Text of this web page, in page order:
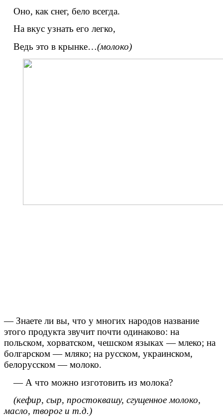
Оно, как снег, бело всегда.
На вкус узнать его легко,
Ведь это в крынке…(молоко)
— Знаете ли вы, что у многих народов название
этого продукта звучит почти одинаково: на
польском, хорватском, чешском языках — млеко; на
болгарском — мляко; на русском, украинском,
белорусском — молоко.
— А что можно изготовить из молока?
(кефир, сыр, простоквашу, сгущенное молоко,
масло, творог и т.д.)